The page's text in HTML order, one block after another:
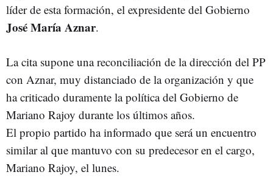
líder de esta formación, el expresidente del Gobierno
José María Aznar.
La cita supone una reconciliación de la dirección del PP
con Aznar, muy distanciado de la organización y que
ha criticado duramente la política del Gobierno de
Mariano Rajoy durante los últimos años.
El propio partido ha informado que será un encuentro
similar al que mantuvo con su predecesor en el cargo,
Mariano Rajoy, el lunes.